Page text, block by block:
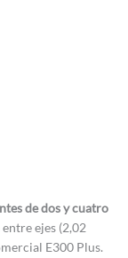
de dos y cuatro
ejes (2,02
E300 Plus.